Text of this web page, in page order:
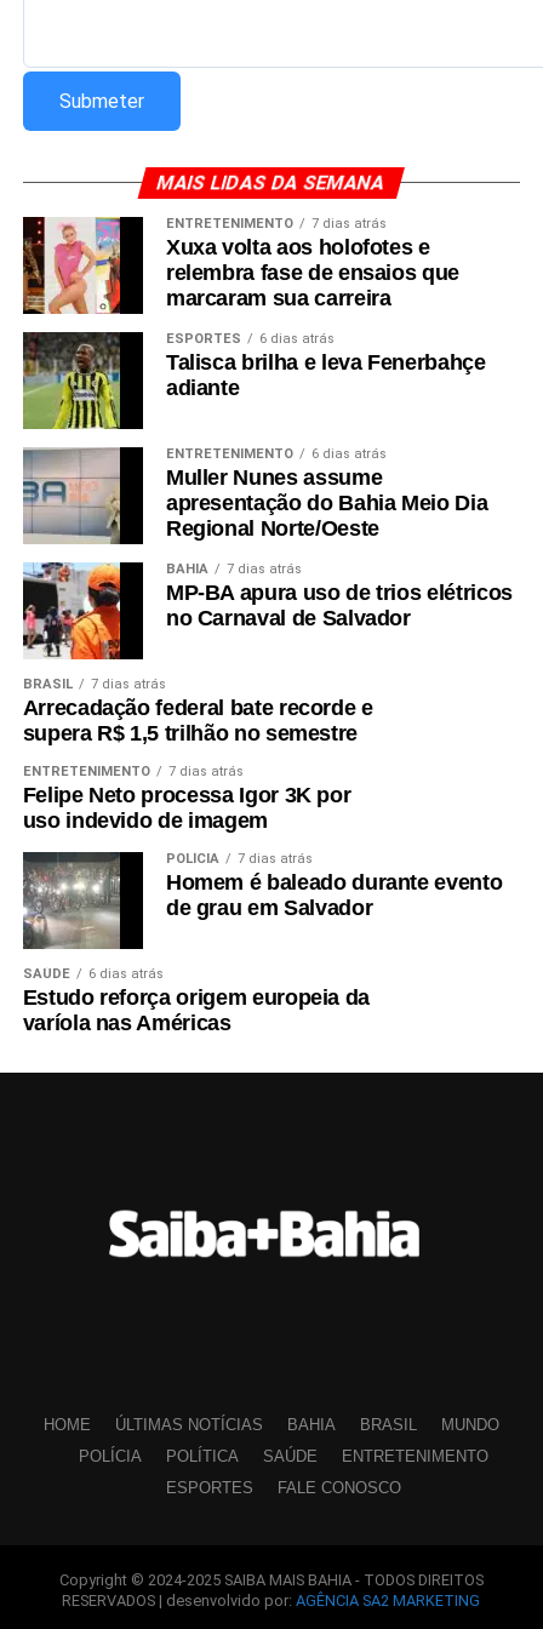
MAIS LIDAS DA SEMANA
ENTRETENIMENTO 7 dias atrás
Xuxa volta aos holofotes e
relembra fase de ensaios que
marcaram sua carreira
ESPORTES 6 dias atrás
Talisca brilha e leva Fenerbahçe
adiante
ENTRETENIMENTO 6 dias atrás
Muller Nunes assume
apresentação do Bahia Meio Dia
Regional Norte/Oeste
BAHIA 7 dias atrás
MP-BA apura uso de trios elétricos
no Carnaval de Salvador
BRASIL 7 dias atrás
Arrecadação federal bate recorde e
supera R$ 1,5 trilhão no semestre
ENTRETENIMENTO 7 dias atrás
Felipe Neto processa Igor 3K por
uso indevido de imagem
POLÍCIA 7 dias atrás
Homem é baleado durante evento
de grau em Salvador
SAÚDE 6 dias atrás
Estudo reforça origem europeia da
varíola nas Américas
HOME ÚLTIMAS NOTÍCIAS BAHIA BRASIL
MUNDO
POLÍCIA
POLÍTICA SAÚDE
ENTRETENIMENTO
ESPORTES
FALE CONOSCO
Copyright © 2024-2025 SAIBA MAIS BAHIA - TODOS DIREITOS
RESERVADOS | desenvolvido por:AGÊNCIA SA2 MARKETING